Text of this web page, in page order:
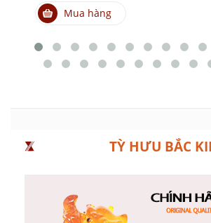
Mua hàng
TỲ HƯU BẮC